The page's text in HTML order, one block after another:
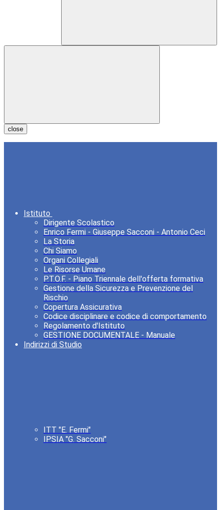
close
Istituto
Dirigente Scolastico
Enrico Fermi - Giuseppe Sacconi - Antonio Ceci
La Storia
Chi Siamo
Organi Collegiali
Le Risorse Umane
P.T.O.F. - Piano Triennale dell'offerta formativa
Gestione della Sicurezza e Prevenzione del
Rischio
Copertura Assicurativa
Codice disciplinare e codice di comportamento
Regolamento d'Istituto
GESTIONE DOCUMENTALE - Manuale
Indirizzi di Studio
ITT "E. Fermi"
IPSIA "G. Sacconi"